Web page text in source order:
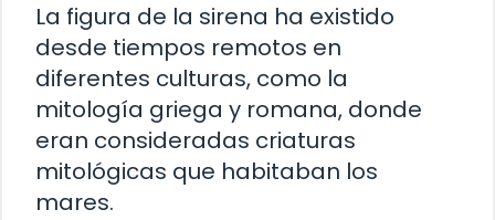
La figura de la sirena ha existido
desde tiempos remotos en
diferentes culturas, como la
mitología griega y romana, donde
eran consideradas criaturas
mitológicas que habitaban los
mares.